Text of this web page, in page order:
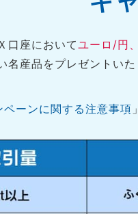
口座においてユーロ/円
名産品をプレゼントい
ペーンに関する注意事項